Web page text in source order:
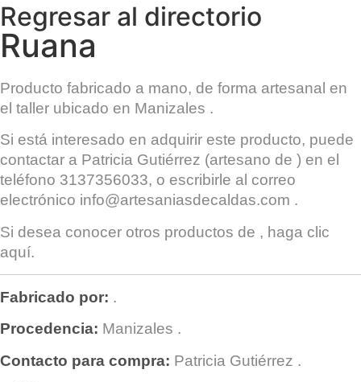
Regresar al directorio
Ruana
Producto fabricado a mano, de forma artesanal en
el taller ubicado en Manizales .
Si está interesado en adquirir este producto, puede
contactar a Patricia Gutiérrez (artesano de ) en el
teléfono 3137356033, o escribirle al correo
electrónico info@artesaniasdecaldas.com .
Si desea conocer otros productos de , haga clic
aquí.
Fabricado por: .
Procedencia: Manizales .
Contacto para compra: Patricia Gutiérrez .